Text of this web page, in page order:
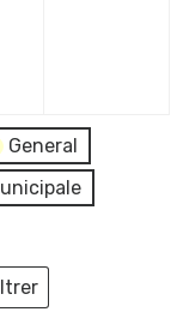
General